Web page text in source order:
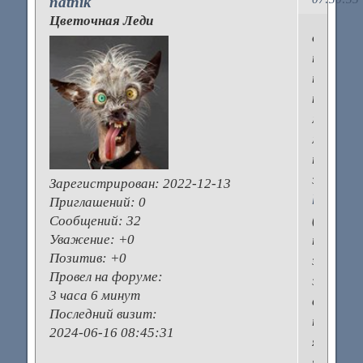
Цветочная Леди
Зарегистрирован: 2022-12-13
Приглашений: 0
Сообщений: 32
Уважение: +0
Позитив: +0
Провел на форуме:
3 часа 6 минут
Последний визит:
2024-06-16 08:45:31
да,
после
того
как
мой
муж
https://
(кто
не
знает
это
яичек),